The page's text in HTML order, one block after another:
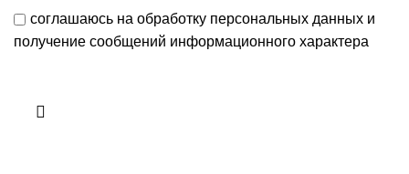
соглашаюсь на обработку персональных данных и
получение сообщений информационного характера